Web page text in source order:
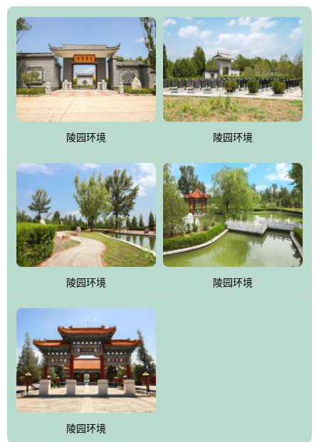
环绕挡住了外界的风吹，流动的生气遇到官厅的水又止住了，正好
符合山环水抱，藏风纳气的要求。中华永久陵园风景庄重典雅、气
势如宏，是华北地区最大的平川式墓园，陵园以皇家建筑风格为载
体吸取现代园林艺术之精华
陵园环境 陵园环境
陵园环境 陵园环境
陵园环境